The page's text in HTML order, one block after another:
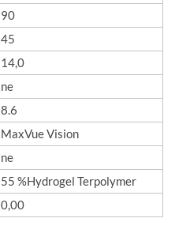
90
45
14,0
ne
8.6
MaxVue Vision
ne
55 %Hydrogel Terpolymer
0,00